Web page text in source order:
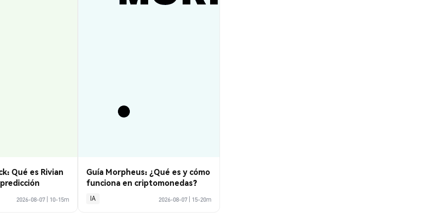
Qué es Rivian
2026-08-07 10-15m
Guía Morpheus: ¿Qué es y cómo
funciona en criptomonedas?
IA 2026-08-07 15-20m